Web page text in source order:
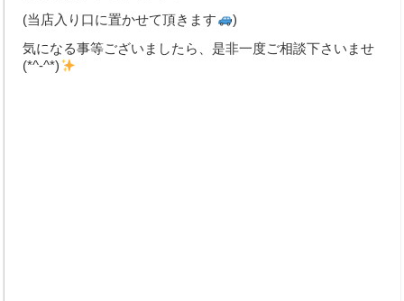
(当店入り口に置かせて頂きます
)
気になる事等ございましたら、是非一度ご相談下さいませ
(*^-^*)